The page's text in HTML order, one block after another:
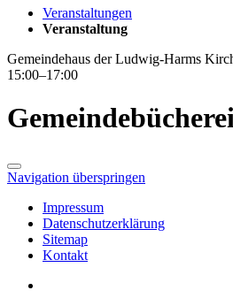
Veranstaltungen
Veranstaltung
Gemeindehaus der Ludwig-Harms
15:00–17:00
Navigation überspringen
Impressum
Datenschutzerklärung
Sitemap
Kontakt